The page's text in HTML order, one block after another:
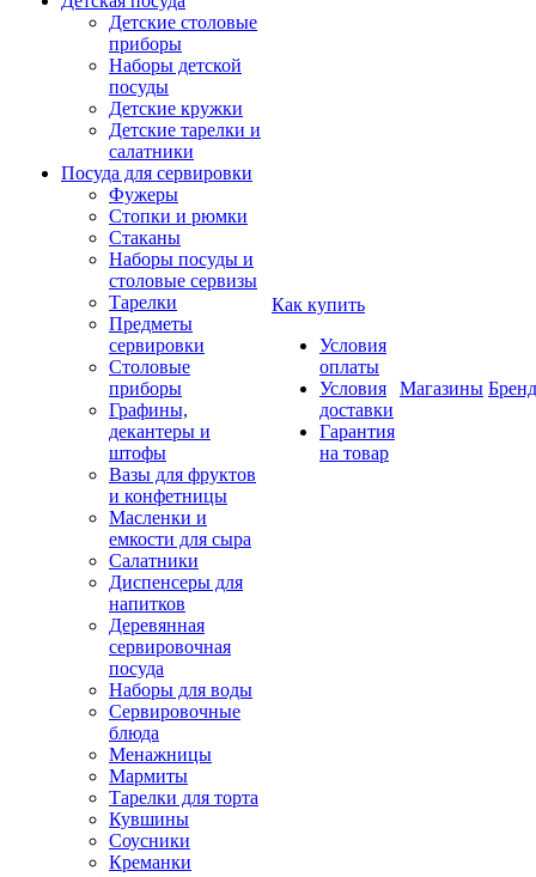
Детские столовые
приборы
Наборы детской
посуды
Детские кружки
Детские тарелки и
салатники
Посуда для сервировки
Фужеры
Стопки и рюмки
Стаканы
Наборы посуды и
столовые сервизы
Тарелки
Предметы
сервировки
Столовые
приборы
Графины,
декантеры и
штофы
Вазы для фруктов
и конфетницы
Масленки и
емкости для сыра
Салатники
Диспенсеры для
напитков
Деревянная
сервировочная
посуда
Наборы для воды
Сервировочные
блюда
Менажницы
Мармиты
Тарелки для торта
Кувшины
Соусники
Креманки
Как купить
Условия
оплаты
Условия
доставки
Гарантия
на товар
Магазины